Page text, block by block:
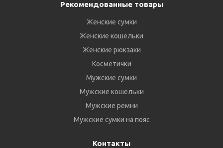
Рекомендованные товары
Женские сумки
Женские кошельки
Женские рюкзаки
Косметички
Мужские сумки
Мужские кошельки
Мужские ремни
Мужские сумки на пояс
Контакты